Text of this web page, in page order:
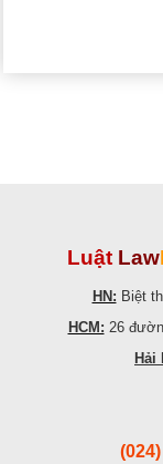
Luật Law
HN: Biệt
HCM: 26
Hải